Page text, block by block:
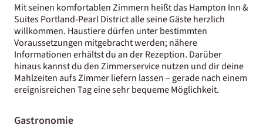
Mit seinen komfortablen Zimmern heißt das Hampton Inn &
Suites Portland-Pearl District alle seine Gäste herzlich
willkommen. Haustiere dürfen unter bestimmten
Voraussetzungen mitgebracht werden; nähere
Informationen erhältst du an der Rezeption. Darüber
hinaus kannst du den Zimmerservice nutzen und dir deine
Mahlzeiten aufs Zimmer liefern lassen – gerade nach einem
ereignisreichen Tag eine sehr bequeme Möglichkeit.
Gastronomie